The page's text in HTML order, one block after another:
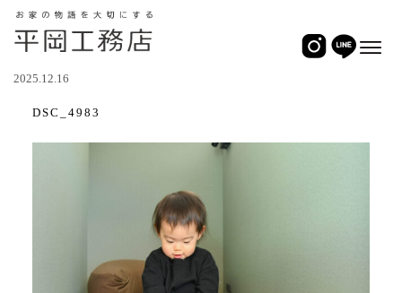
2025.12.16
DSC_4983